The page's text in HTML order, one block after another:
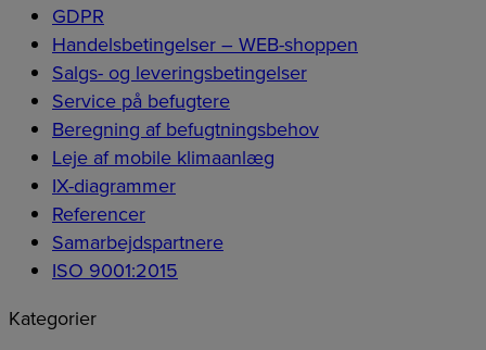
GDPR
Handelsbetingelser – WEB-shoppen
Salgs- og leveringsbetingelser
Service på befugtere
Beregning af befugtningsbehov
Leje af mobile klimaanlæg
IX-diagrammer
Referencer
Samarbejdspartnere
ISO 9001:2015
Kategorier